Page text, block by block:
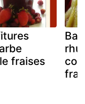
fraises